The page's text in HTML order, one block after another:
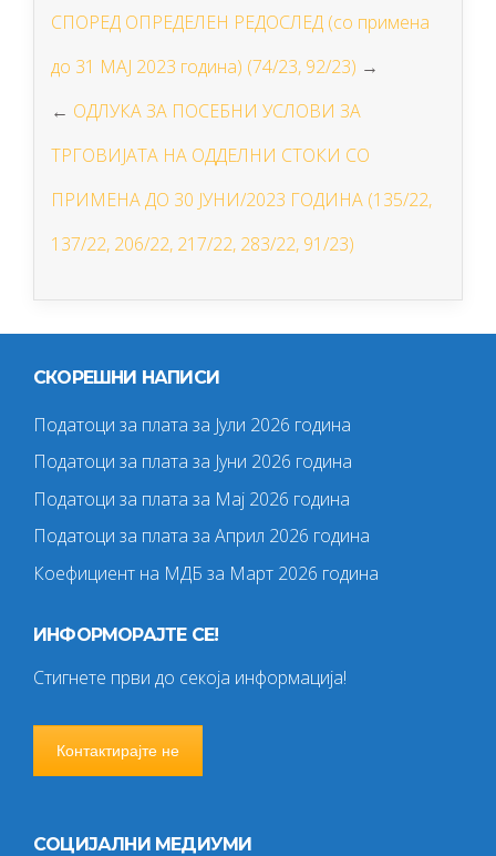
СПОРЕД ОПРЕДЕЛЕН РЕДОСЛЕД (со примена
до 31 МАЈ 2023 година) (74/23, 92/23) →
← ОДЛУКА ЗА ПОСЕБНИ УСЛОВИ ЗА
ТРГОВИЈАТА НА ОДДЕЛНИ СТОКИ СО
ПРИМЕНА ДО 30 ЈУНИ/2023 ГОДИНА (135/22,
137/22, 206/22, 217/22, 283/22, 91/23)
СКОРЕШНИ НАПИСИ
Податоци за плата за Јули 2026 година
Податоци за плата за Јуни 2026 година
Податоци за плата за Мај 2026 година
Податоци за плата за Април 2026 година
Коефициент на МДБ за Март 2026 година
ИНФОРМОРАЈТЕ СЕ!
Стигнете први до секоја информација!
Контактирајте не
СОЦИЈАЛНИ МЕДИУМИ